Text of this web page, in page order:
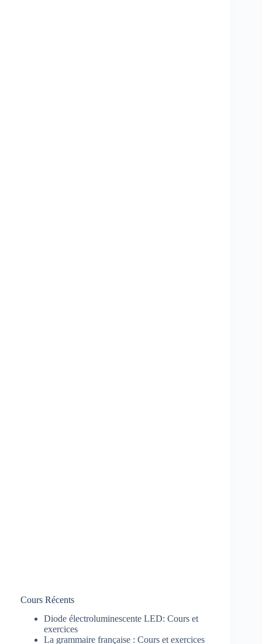
Cours Récents
Diode électroluminescente LED: Cours et
exercices
La grammaire française : Cours et exercices